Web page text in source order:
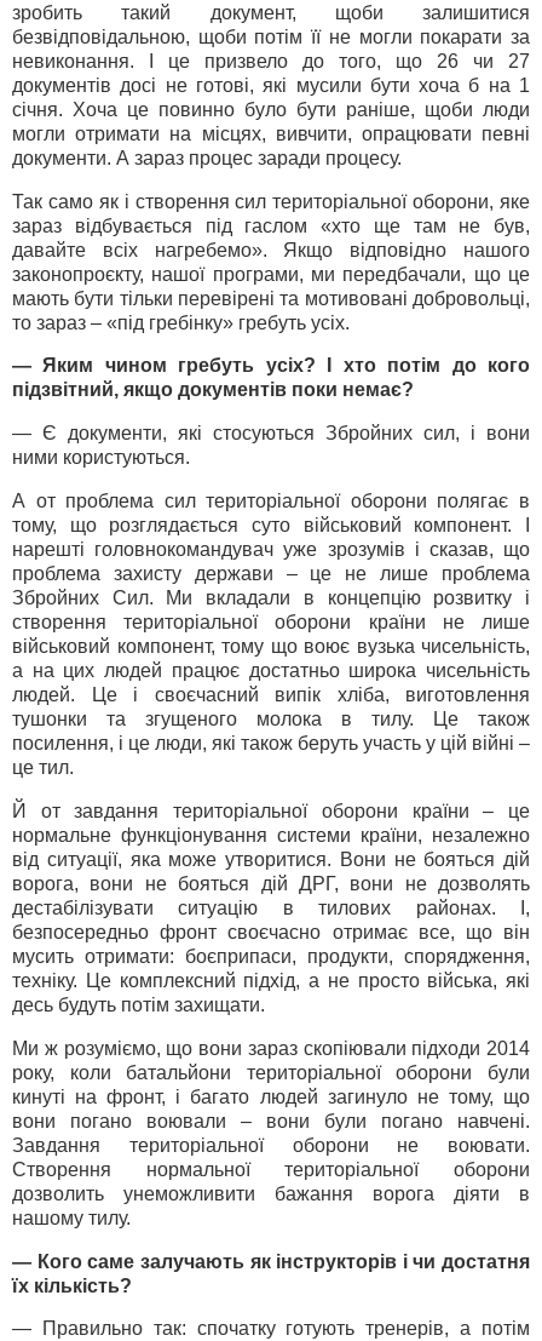
зробить такий документ, щоби залишитися
безвідповідальною, щоби потім її не могли покарати за
невиконання. І це призвело до того, що 26 чи 27
документів досі не готові, які мусили бути хоча б на 1
січня. Хоча це повинно було бути раніше, щоби люди
могли отримати на місцях, вивчити, опрацювати певні
документи. А зараз процес заради процесу.
Так само як і створення сил територіальної оборони, яке
зараз відбувається під гаслом «хто ще там не був,
давайте всіх нагребемо». Якщо відповідно нашого
законопроєкту, нашої програми, ми передбачали, що це
мають бути тільки перевірені та мотивовані добровольці,
то зараз – «під гребінку» гребуть усіх.
— Яким чином гребуть усіх? І хто потім до кого
підзвітний, якщо документів поки немає?
— Є документи, які стосуються Збройних сил, і вони
ними користуються.
А от проблема сил територіальної оборони полягає в
тому, що розглядається суто військовий компонент. І
нарешті головнокомандувач уже зрозумів і сказав, що
проблема захисту держави – це не лише проблема
Збройних Сил. Ми вкладали в концепцію розвитку і
створення територіальної оборони країни не лише
військовий компонент, тому що воює вузька чисельність,
а на цих людей працює достатньо широка чисельність
людей. Це і своєчасний випік хліба, виготовлення
тушонки та згущеного молока в тилу. Це також
посилення, і це люди, які також беруть участь у цій війні –
це тил.
Й от завдання територіальної оборони країни – це
нормальне функціонування системи країни, незалежно
від ситуації, яка може утворитися. Вони не бояться дій
ворога, вони не бояться дій ДРГ, вони не дозволять
дестабілізувати ситуацію в тилових районах. І,
безпосередньо фронт своєчасно отримає все, що він
мусить отримати: боєприпаси, продукти, спорядження,
техніку. Це комплексний підхід, а не просто війська, які
десь будуть потім захищати.
Ми ж розуміємо, що вони зараз скопіювали підходи 2014
року, коли батальйони територіальної оборони були
кинуті на фронт, і багато людей загинуло не тому, що
вони погано воювали – вони були погано навчені.
Завдання територіальної оборони не воювати.
Створення нормальної територіальної оборони
дозволить унеможливити бажання ворога діяти в
нашому тилу.
— Кого саме залучають як інструкторів і чи достатня
їх кількість?
— Правильно так: спочатку готують тренерів, а потім